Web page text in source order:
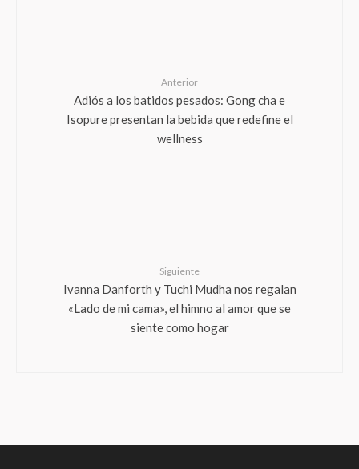
Anterior
Adiós a los batidos pesados: Gong cha e
Isopure presentan la bebida que redefine el
wellness
Siguiente
Ivanna Danforth y Tuchi Mudha nos regalan
«Lado de mi cama», el himno al amor que se
siente como hogar